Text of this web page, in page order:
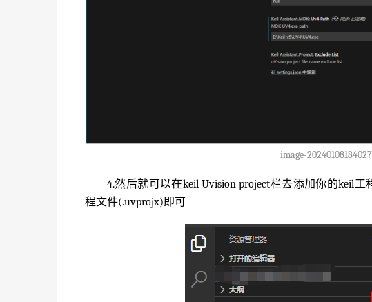
image-
4.然后就可以在keil Uvision project栏去添加你的keil
程文件(.uvprojx)即可